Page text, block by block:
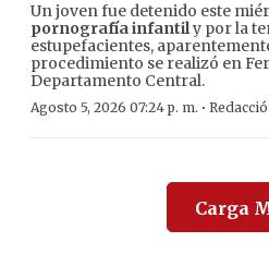
Un joven fue detenido este
pornografía infantily por la
estupefacientes,
procedimiento se realizó en
Departamento Central.
Agosto 5, 2026 07:24 p. m. ·
Carga